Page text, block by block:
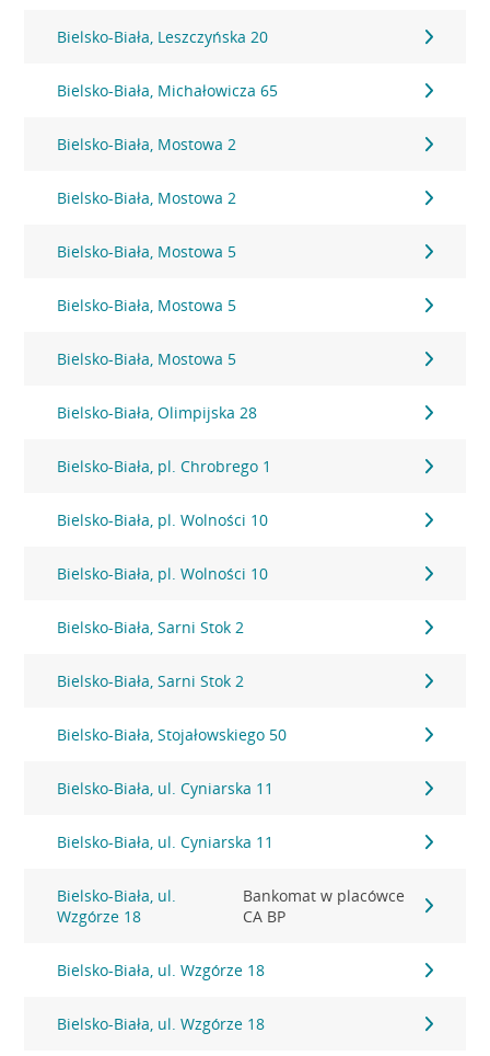
Bielsko-Biała, Leszczyńska 20
Bielsko-Biała, Michałowicza 65
Bielsko-Biała, Mostowa 2
Bielsko-Biała, Mostowa 2
Bielsko-Biała, Mostowa 5
Bielsko-Biała, Mostowa 5
Bielsko-Biała, Mostowa 5
Bielsko-Biała, Olimpijska 28
Bielsko-Biała, pl. Chrobrego 1
Bielsko-Biała, pl. Wolności 10
Bielsko-Biała, pl. Wolności 10
Bielsko-Biała, Sarni Stok 2
Bielsko-Biała, Sarni Stok 2
Bielsko-Biała, Stojałowskiego 50
Bielsko-Biała, ul. Cyniarska 11
Bielsko-Biała, ul. Cyniarska 11
Bielsko-Biała, ul.
Wzgórze 18
Bankomat w placówce
CA BP
Bielsko-Biała, ul. Wzgórze 18
Bielsko-Biała, ul. Wzgórze 18